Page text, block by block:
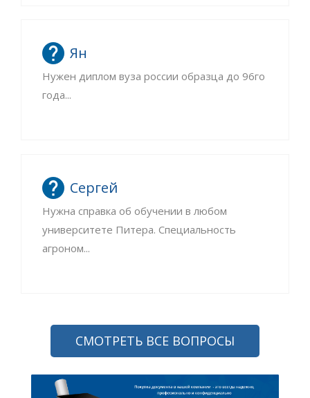
Ян
Нужен диплом вуза россии образца до 96го
года...
Сергей
Нужна справка об обучении в любом
университете Питера. Специальность
агроном...
СМОТРЕТЬ ВСЕ ВОПРОСЫ